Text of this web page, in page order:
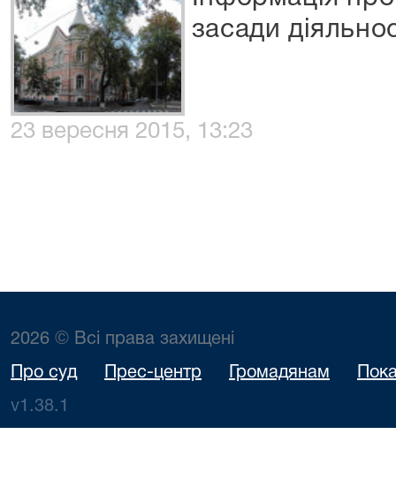
засади
23 вересня 2015, 13:23
2026 © Всі права захищені
Про суд Прес-центр Громадянам
v1.38.1